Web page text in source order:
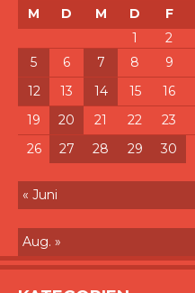
M D M D F
1
2
5
6 7 8 9
12
13 14 15 16
19
20 21 22 23
26
27 28 29 30
« Juni
Aug. »